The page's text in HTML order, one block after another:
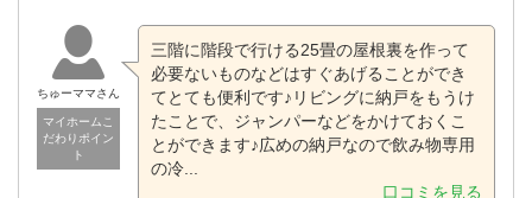
ちゅーママさん
マイホームこ
だわりポイン
ト
三階に階段で行ける25畳の屋根裏を作って
必要ないものなどはすぐあげることができ
てとても便利です♪リビングに納戸をもうけ
たことで、ジャンパーなどをかけておくこ
とができます♪広めの納戸なので飲み物専用
の冷...
口コミを見る